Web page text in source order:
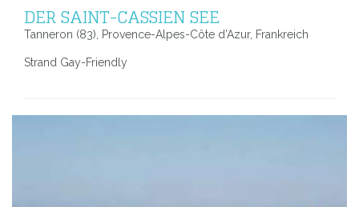
DER SAINT-CASSIEN SEE
Tanneron (83), Provence-Alpes-Côte d’Azur, Frankreich
Strand Gay-Friendly